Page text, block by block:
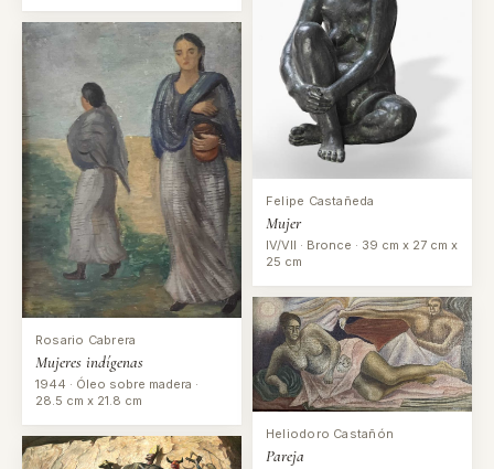
Rosario Cabrera
Mujeres indígenas
1944 · Óleo sobre madera ·
28.5 cm x 21.8 cm
Felipe Castañeda
Mujer
IV/VII · Bronce · 39 cm x 27 cm x
25 cm
Heliodoro Castañón
Pareja